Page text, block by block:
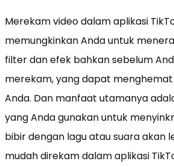
Merekam video dalam aplikasi
memungkinkan Anda untuk
filter dan efek bahkan sebelum
merekam, yang dapat
Anda. Dan manfaat utamanya
yang Anda gunakan untuk
bibir dengan lagu atau suara akan
mudah direkam dalam aplikasi